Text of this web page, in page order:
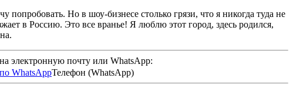
Но в шоу-бизнесе столько грязи, что я никогда туда не
в Россию. Это все вранье! Я люблю этот город, здесь родился,
электронную почту или WhatsApp:
Телефон (WhatsApp)